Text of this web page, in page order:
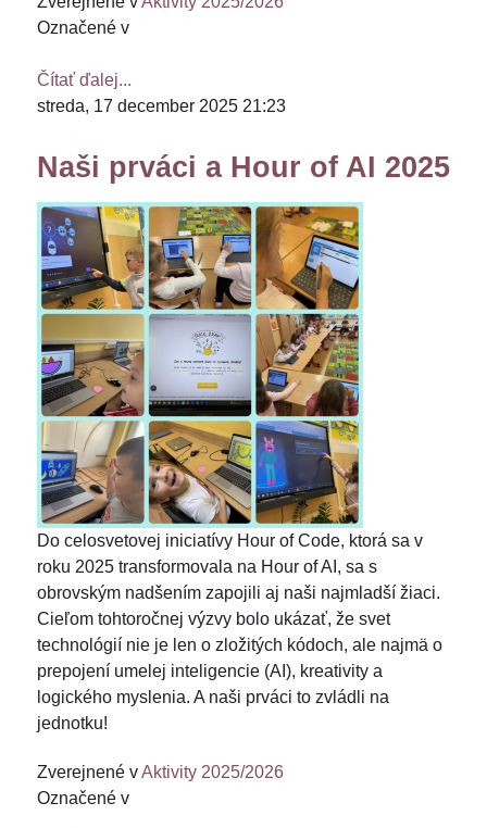
Označené v
Čítať ďalej...
streda, 17 december 2025 21:23
Naši prváci a Hour of AI 2025
Do celosvetovej iniciatívy Hour of Code, ktorá sa v
roku 2025 transformovala na Hour of AI, sa s
obrovským nadšením zapojili aj naši najmladší žiaci.
Cieľom tohtoročnej výzvy bolo ukázať, že svet
technológií nie je len o zložitých kódoch, ale najmä o
prepojení umelej inteligencie (AI), kreativity a
logického myslenia. A naši prváci to zvládli na
jednotku!
Zverejnené vAktivity 2025/2026
Označené v